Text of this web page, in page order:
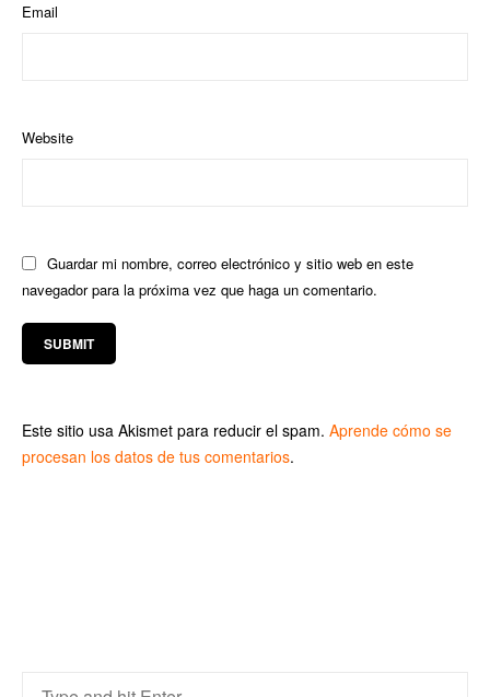
Email
Website
Guardar mi nombre, correo electrónico y sitio web en este
navegador para la próxima vez que haga un comentario.
Este sitio usa Akismet para reducir el spam. Aprende cómo se
procesan los datos de tus comentarios.